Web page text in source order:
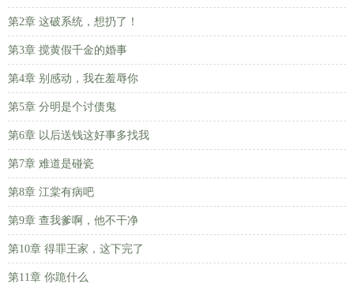
第2章 这破系统，想扔了！
第3章 搅黄假千金的婚事
第4章 别感动，我在羞辱你
第5章 分明是个讨债鬼
第6章 以后送钱这好事多找我
第7章 难道是碰瓷
第8章 江棠有病吧
第9章 查我爹啊，他不干净
第10章 得罪王家，这下完了
第11章 你跪什么